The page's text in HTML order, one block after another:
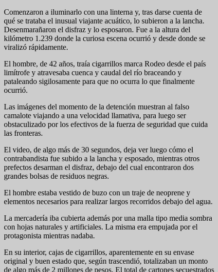
Comenzaron a iluminarlo con una linterna y, tras darse cuenta de
qué se trataba el inusual viajante acuático, lo subieron a la lancha.
Desenmarañaron el disfraz y lo esposaron. Fue a la altura del
kilómetro 1.239 donde la curiosa escena ocurrió y desde donde se
viralizó rápidamente.
El hombre, de 42 años, traía cigarrillos marca Rodeo desde el país
limítrofe y atravesaba cuenca y caudal del río braceando y
pataleando sigilosamente para que no ocurra lo que finalmente
ocurrió.
Las imágenes del momento de la detención muestran al falso
camalote viajando a una velocidad llamativa, para luego ser
obstaculizado por los efectivos de la fuerza de seguridad que cuida
las fronteras.
El video, de algo más de 30 segundos, deja ver luego cómo el
contrabandista fue subido a la lancha y esposado, mientras otros
prefectos desarman el disfraz, debajo del cual encontraron dos
grandes bolsas de residuos negras.
El hombre estaba vestido de buzo con un traje de neoprene y
elementos necesarios para realizar largos recorridos debajo del agua.
La mercadería iba cubierta además por una malla tipo media sombra
con hojas naturales y artificiales. La misma era empujada por el
protagonista mientras nadaba.
En su interior, cajas de cigarrillos, aparentemente en su envase
original y buen estado que, según trascendió, totalizaban un monto
de algo más de 2 millones de pesos. El total de cartones secuestrados